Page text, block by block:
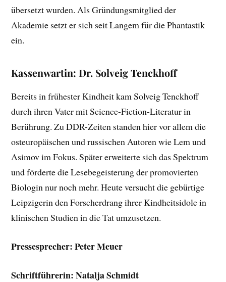
übersetzt wurden. Als Gründungsmitglied der
Akademie setzt er sich seit Langem für die Phantastik
ein.
Kassenwartin: Dr. Solveig Tenckhoff
Bereits in frühester Kindheit kam Solveig Tenckhoff
durch ihren Vater mit Science-Fiction-Literatur in
Berührung. Zu DDR-Zeiten standen hier vor allem die
osteuropäischen und russischen Autoren wie Lem und
Asimov im Fokus. Später erweiterte sich das Spektrum
und förderte die Lesebegeisterung der promovierten
Biologin nur noch mehr. Heute versucht die gebürtige
Leipzigerin den Forscherdrang ihrer Kindheitsidole in
klinischen Studien in die Tat umzusetzen.
Pressesprecher: Peter Meuer
Schriftführerin: Natalja Schmidt